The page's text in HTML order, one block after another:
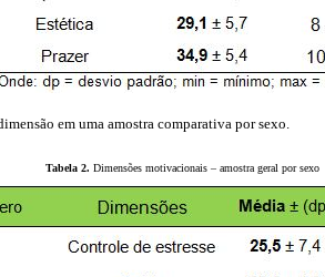
em uma amostra comparativa por sexo.
Tabela 2. Dimensões motivacionais – amostra geral por sexo